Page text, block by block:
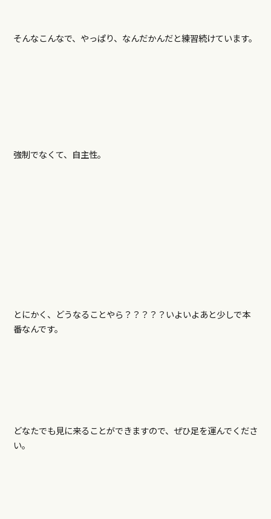
そんなこんなで、やっぱり、なんだかんだと練習続けています。
強制でなくて、自主性。
とにかく、どうなることやら？？？？？いよいよあと少しで本
番なんです。
どなたでも見に来ることができますので、ぜひ足を運んでくださ
い。